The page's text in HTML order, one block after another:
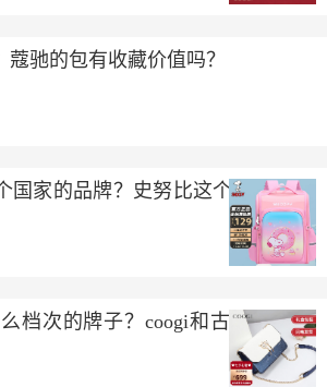
驰的包有收藏价值吗？
国家的品牌？史努比这个品牌怎么
档次的牌子？coogi和古驰是一个